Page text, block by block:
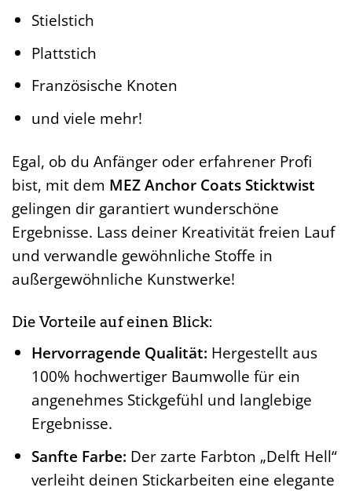
Stielstich
Plattstich
Französische Knoten
und viele mehr!
Egal, ob du Anfänger oder erfahrener Profi
bist, mit dem MEZ Anchor Coats Sticktwist
gelingen dir garantiert wunderschöne
Ergebnisse. Lass deiner Kreativität freien Lauf
und verwandle gewöhnliche Stoffe in
außergewöhnliche Kunstwerke!
Die Vorteile auf einen Blick:
Hervorragende Qualität: Hergestellt aus
100% hochwertiger Baumwolle für ein
angenehmes Stickgefühl und langlebige
Ergebnisse.
Sanfte Farbe: Der zarte Farbton „Delft Hell“
verleiht deinen Stickarbeiten eine elegante